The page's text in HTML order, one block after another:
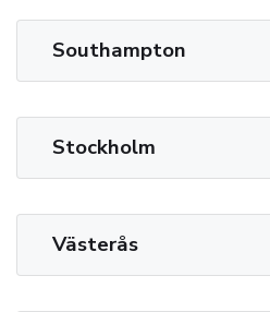
Southampton
Stockholm
Västerås